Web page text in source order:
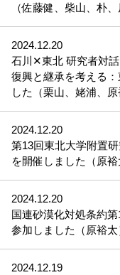
（佐藤健、柴山、朴、
2024.12.20
石川✕東北 研究者対
復興と継承を考える
した（栗山、姥浦、原
2024.12.20
第13回東北大学附置
を開催しました（原裕
2024.12.20
国連砂漠化対処条約
参加しました（原裕太
2024.12.19